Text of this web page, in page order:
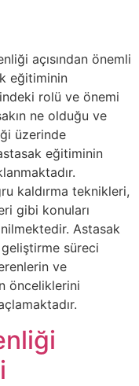
açısından önemli
eğitiminin
rolü ve önemi
ne olduğu ve
üzerinde
eğitiminin
kaldırma teknikleri,
gibi konuları
Astasak
süreci
ve
önceliklerini